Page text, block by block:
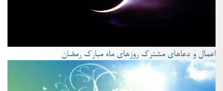
اعمال و دعاهای مشترک روزهای ماه مبارک رمضان